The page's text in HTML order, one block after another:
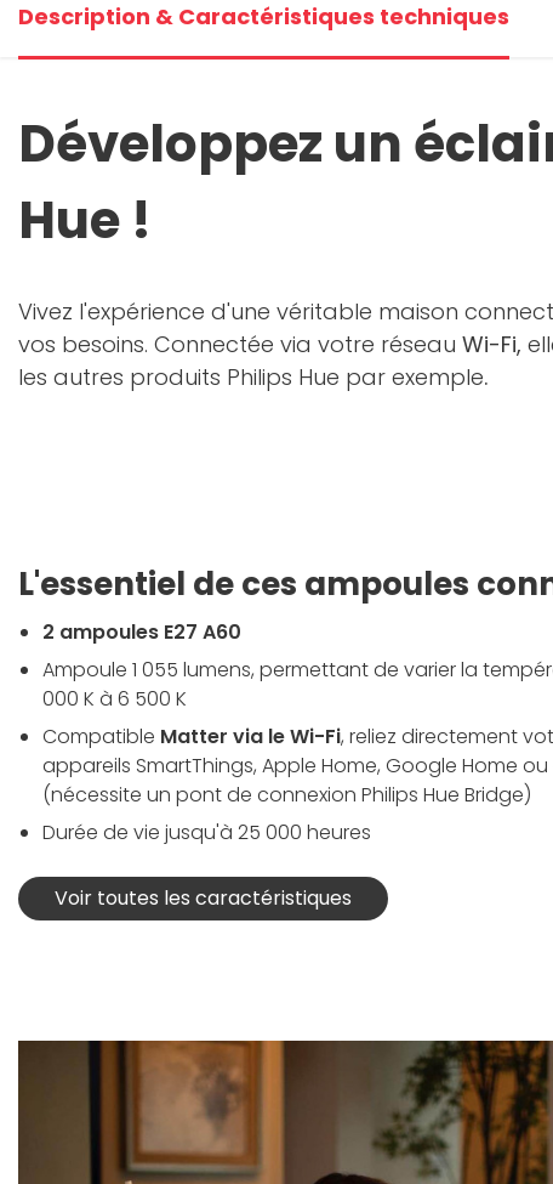
Description & Caractéristiques techniques
Développez un
Hue !
Vivez l'expérience d'une véritable maison
vos besoins. Connectée via votre réseau Wi-Fi,
les autres produits Philips Hue par exemple.
L'essentiel de ces ampoules
2 ampoules E27 A60
Ampoule 1 055 lumens, permettant de varier la
000 K à 6 500 K
Compatible Matter via le Wi-Fi, reliez directement
appareils SmartThings, Apple Home, Google Home
(nécessite un pont de connexion Philips Hue Bridge)
Durée de vie jusqu'à 25 000 heures
Voir toutes les caractéristiques